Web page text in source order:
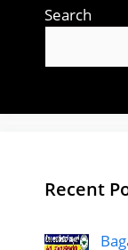
Search
Recent